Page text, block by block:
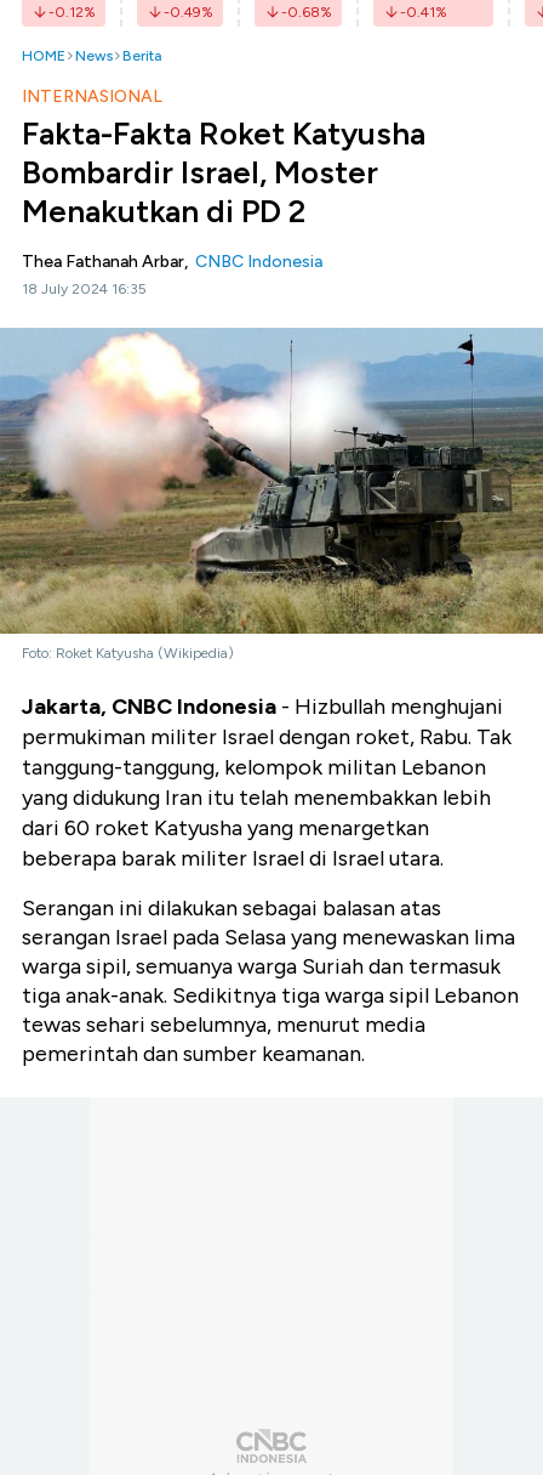
-0.12% -0.49% -0.68% -0.41%
HOME News Berita
INTERNASIONAL
Fakta-Fakta Roket Katyusha
Bombardir Israel, Moster
Menakutkan di PD 2
Thea Fathanah Arbar, CNBC Indonesia
18 July 2024 16:35
Foto: Roket Katyusha (Wikipedia)
Jakarta, CNBC Indonesia - Hizbullah menghujani
permukiman militer Israel dengan roket, Rabu. Tak
tanggung-tanggung, kelompok militan Lebanon
yang didukung Iran itu telah menembakkan lebih
dari 60 roket Katyusha yang menargetkan
beberapa barak militer Israel di Israel utara.
Serangan ini dilakukan sebagai balasan atas
serangan Israel pada Selasa yang menewaskan lima
warga sipil, semuanya warga Suriah dan termasuk
tiga anak-anak. Sedikitnya tiga warga sipil Lebanon
tewas sehari sebelumnya, menurut media
pemerintah dan sumber keamanan.